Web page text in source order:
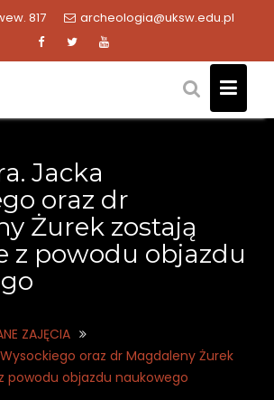
817 archeologia@uksw.edu.pl
Jacka
oraz dr
Żurek zostają
z powodu objazdu
ZAJĘCIA
oraz dr Magdaleny Żurek
powodu objazdu naukowego